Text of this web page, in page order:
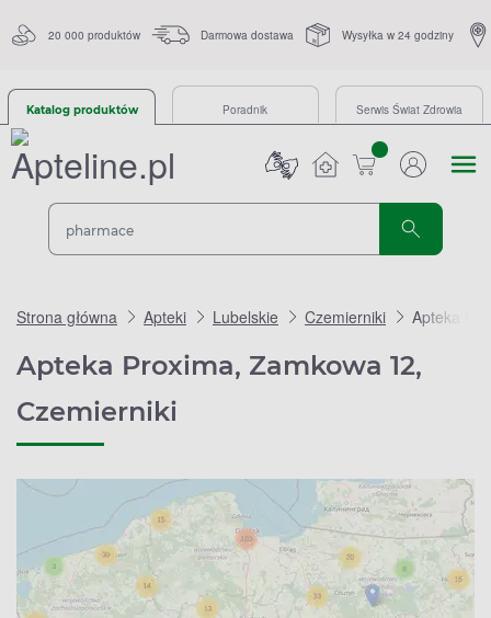
20 000 produktów Darmowa dostawa Wysyłka w 24 godziny
Katalog produktów Poradnik Serwis Świat Zdrowia
sztuk
Strona główna Apteki Lubelskie Czemierniki Apteka
Apteka Proxima, Zamkowa 12,
Czemierniki